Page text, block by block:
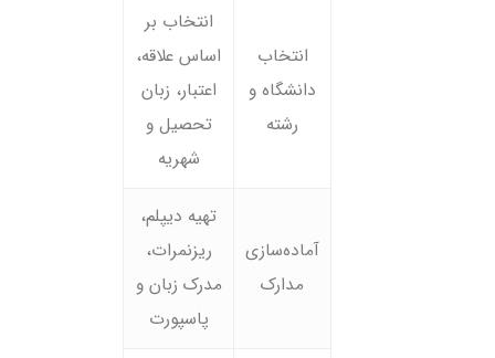
انتخاب
دانشگاه و
رشته
انتخاب بر
اساس علاقه،
اعتبار، زبان
تحصیل و
شهریه
آماده‌سازی
مدارک
تهیه دیپلم،
ریزنمرات،
مدرک زبان و
پاسپورت